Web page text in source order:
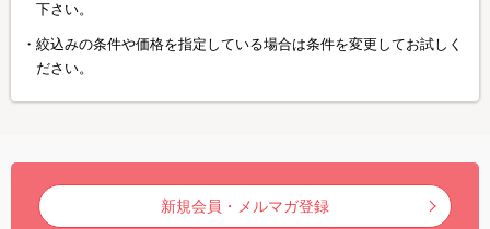
下さい。
絞込みの条件や価格を指定している場合は条件を変更してお試しく
ださい。
新規会員・メルマガ登録